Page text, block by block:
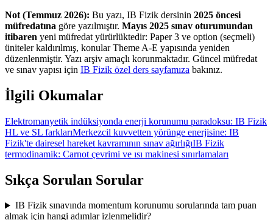
Not (Temmuz 2026): Bu yazı, IB Fizik dersinin 2025 öncesi
müfredatına göre yazılmıştır. Mayıs 2025 sınav oturumundan
itibaren yeni müfredat yürürlüktedir: Paper 3 ve option (seçmeli)
üniteler kaldırılmış, konular Theme A-E yapısında yeniden
düzenlenmiştir. Yazı arşiv amaçlı korunmaktadır. Güncel müfredat
ve sınav yapısı için IB Fizik özel ders sayfamıza bakınız.
İlgili Okumalar
Elektromanyetik indüksiyonda enerji korunumu paradoksu: IB Fizik
HL ve SL farklarıMerkezcil kuvvetten yörünge enerjisine: IB
Fizik'te dairesel hareket kavramının sınav ağırlığıIB Fizik
termodinamik: Carnot çevrimi ve ısı makinesi sınırlamaları
Sıkça Sorulan Sorular
IB Fizik sınavında momentum korunumu sorularında tam puan
almak için hangi adımlar izlenmelidir?